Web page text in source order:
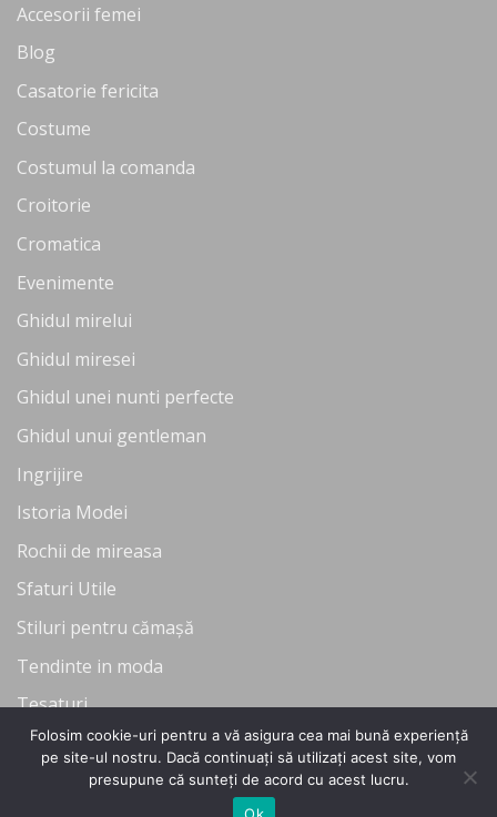
Accesorii femei
Blog
Casatorie fericita
Costume
Costumul la comanda
Croitorie
Cromatica
Evenimente
Ghidul mirelui
Ghidul miresei
Ghidul unei nunti perfecte
Ghidul unui gentleman
Ingrijire
Istoria Modei
Rochii de mireasa
Sfaturi Utile
Stiluri pentru cămașă
Tendinte in moda
Tesaturi
Uncategorized
Folosim cookie-uri pentru a vă asigura cea mai bună experiență
pe site-ul nostru. Dacă continuați să utilizați acest site, vom
presupune că sunteți de acord cu acest lucru.
Ok